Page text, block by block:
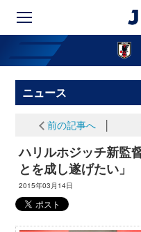
ニュース
前の記事へ
ハリルホジッチ新監
とを成し遂げたい」
2015年03月14日